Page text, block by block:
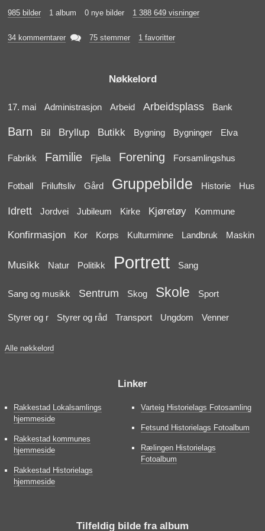
985 bilder 1 album 0 nye bilder 1 388 649 visninger
34 kommerntarer  75 stemmer 1 favoritter
Nøkkelord
17. mai Administrasjon Arbeid Arbeidsplass Bank
Barn Bil Bryllup Butikk Bygning Bygninger Elva
Fabrikk Familie Fjella Forening Forsamlingshus
Fotball Friluftsliv Gård Gruppebilde Historie Hus
Idrett Jordvei Jubileum Kirke Kjøretøy Kommune
Konfirmasjon Kor Korps Kulturminne Landbruk Maskin
Musikk Natur Politikk Portrett Sang
Sang og musikk Sentrum Skog Skole Sport
Styrer og r Styrer og råd Transport Ungdom Venner
Alle nøkkelord
Linker
Rakkestad Lokalsamlings
hjemmeside
Rakkestad kommunes
hjemmeside
Rakkestad Historielags
hjemmeside
Varteig Historielags Fotosamling
Fetsund Historielags Fotoalbum
Rælingen Historielags
Fotoalbum
Tilfeldig bilde fra album